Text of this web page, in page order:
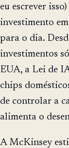
eu escrever
investimento
para o dia.
investimentos
EUA, a Lei de
chips
de controlar a
alimenta o
A McKinsey